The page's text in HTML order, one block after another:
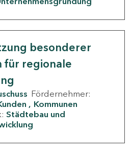
besonderer
für regionale
Fördernehmer:
Kommunen
Städtebau und